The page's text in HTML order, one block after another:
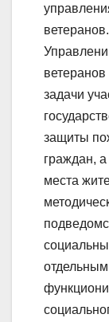
задачи
защиты
граждан,
места